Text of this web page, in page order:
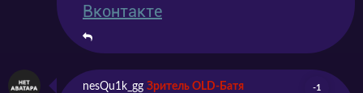
Вконтакте
nesQu1k_gg Зритель OLD-Батя -1